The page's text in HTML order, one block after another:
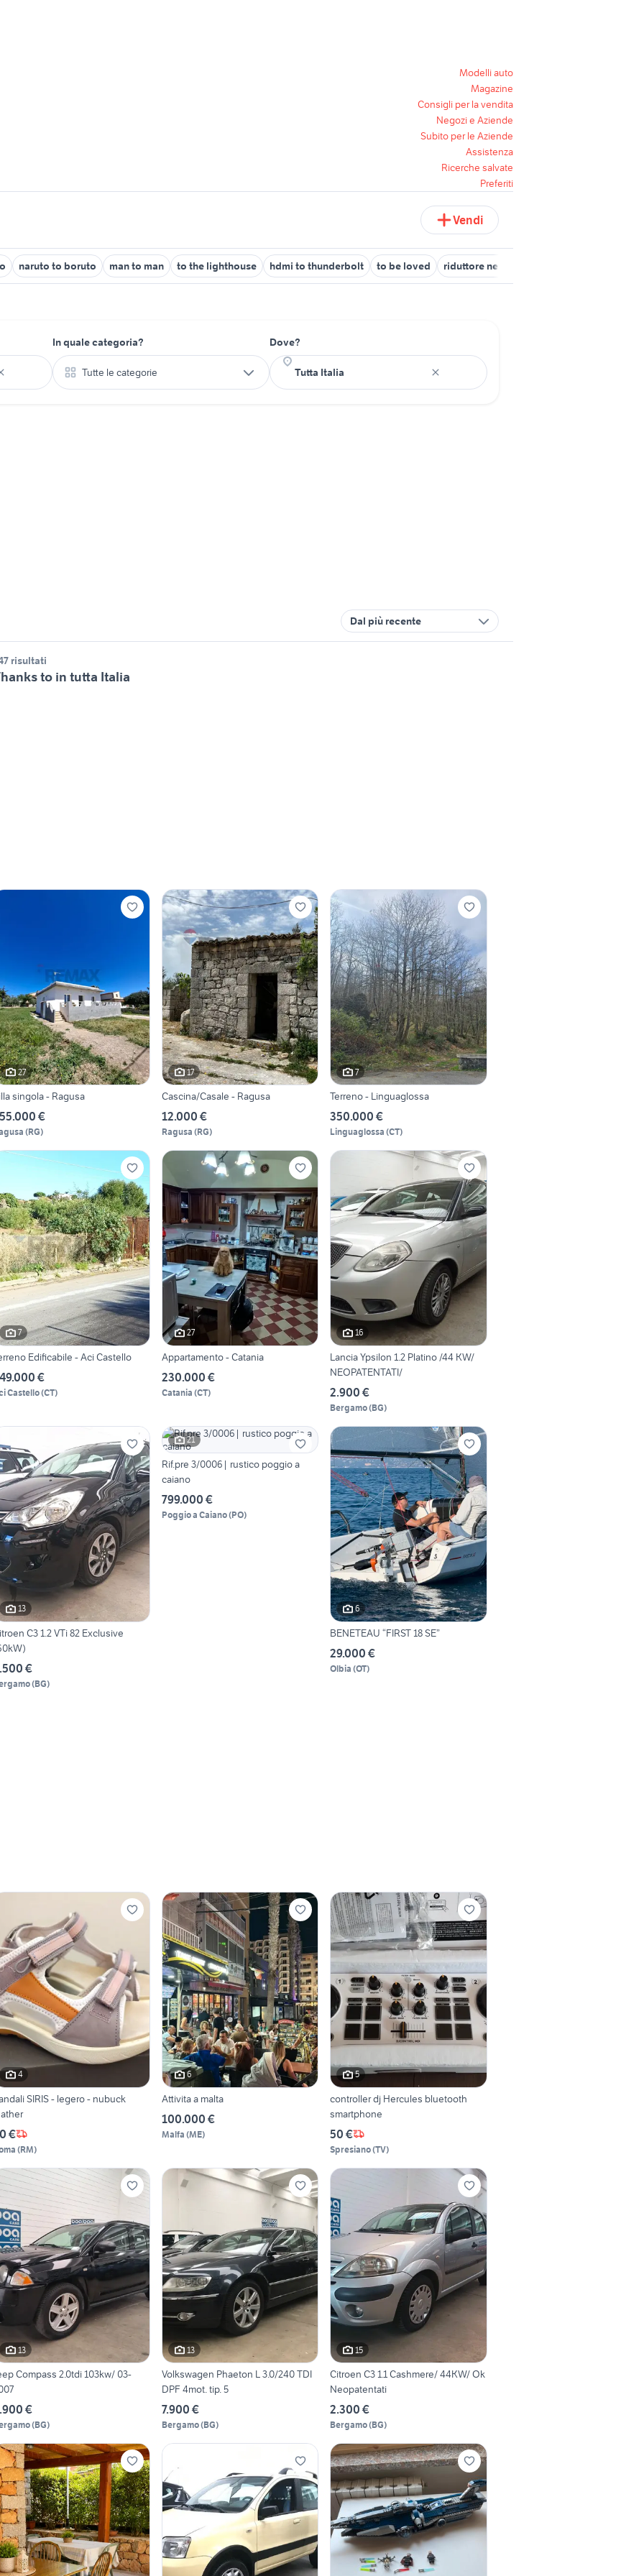
Modelli auto
Magazine
Consigli per la vendita
Negozi e Aziende
Subito per le Aziende
Assistenza
Ricerche salvate
Preferiti
Vendi
naruto to boruto man to man to the lighthouse hdmi to thunderbolt to be loved riduttore next to me
In quale categoria?
Tutte le categorie
Dove?
Dal più recente
risultati
to in tutta Italia
27
singola - Ragusa
€
(RG)
17
Cascina/Casale - Ragusa
12.000 €
Ragusa (RG)
7
Terreno - Linguaglossa
350.000 €
Linguaglossa (CT)
7
Edificabile - Aci Castello
€
Castello(CT)
27
Appartamento - Catania
230.000 €
Catania (CT)
16
Lancia Ypsilon 1.2 Platino /44 KW/
NEOPATENTATI/
2.900 €
Bergamo(BG)
13
C3 1.2 VTi 82 Exclusive
€
(BG)
21
Rif.pre 3/0006| rustico poggio a
caiano
799.000 €
Poggio a Caiano(PO)
6
BENETEAU “FIRST 18 SE”
29.000 €
Olbia (OT)
4
SIRIS - legero - nubuck
€
(RM)
6
Attivita a malta
100.000 €
Malfa (ME)
5
controller dj Hercules bluetooth
smartphone
50 €
Spresiano(TV)
13
Compass 2.0tdi 103kw/ 03-
€
(BG)
13
Volkswagen Phaeton L 3.0/240 TDI
DPF 4mot. tip. 5
7.900 €
Bergamo(BG)
15
Citroen C3 1.1 Cashmere/ 44KW/ Ok
Neopatentati
2.300 €
Bergamo(BG)